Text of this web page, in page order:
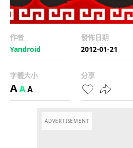
作者
Yandroid
發佈日期
2012-01-21
字體大小
AAA
分享
ADVERTISEMENT